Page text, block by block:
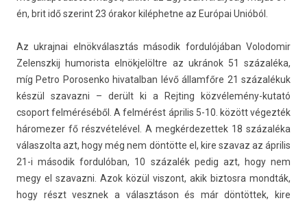
én, brit idő szerint 23 órakor kilép­hetne az Európai Unióból.
Az uk­rajnai elnökválasztás második for­dulójában Volodomir
Zelenszkij humoris­ta elnökjelöltre az ukránok 51 százaléka,
míg Petro Porosen­ko hivatal­ban lévő államfőre 21 százalékuk
készül szavaz­ni – derült ki a Re­jt­ing közvélemény-kutató
csoport felméréséből. A felmérést április 5-10. között végezték
háromez­er fő részvételével. A meg­kérdezet­tek 18 százaléka
válas­zolta azt, hogy még nem döntötte el, kire szavaz az április
21-i második for­dulóban, 10 százalék pedig azt, hogy nem
megy el szavaz­ni. Azok közül vis­zont, akik bi­ztos­ra mondták,
hogy részt vesznek a választáson és már döntöttek, kire